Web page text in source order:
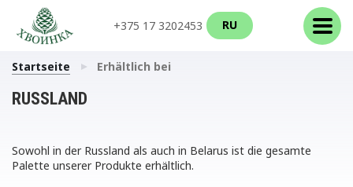
+375 17 3202453 RU
Startseite Erhältlich bei
RUSSLAND
Sowohl in der Russland als auch in Belarus ist die gesamte
Palette unserer Produkte erhältlich.